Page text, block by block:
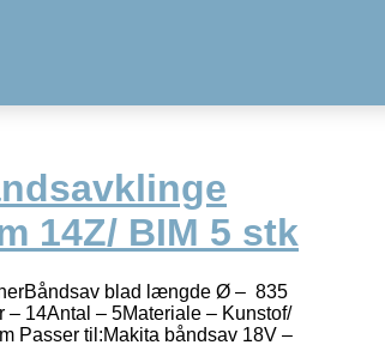
14Z/ BIM 5 stk
blad længde Ø – 835
14Antal – 5Materiale – Kunstof/
Passer til:Makita båndsav 18V –